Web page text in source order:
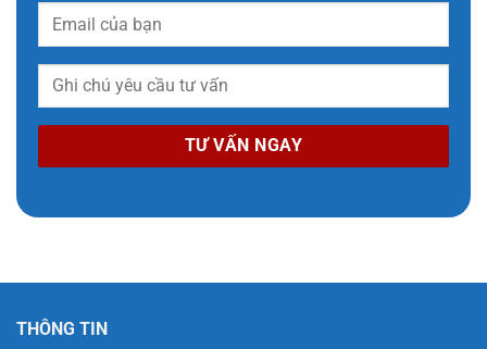
THÔNG TIN